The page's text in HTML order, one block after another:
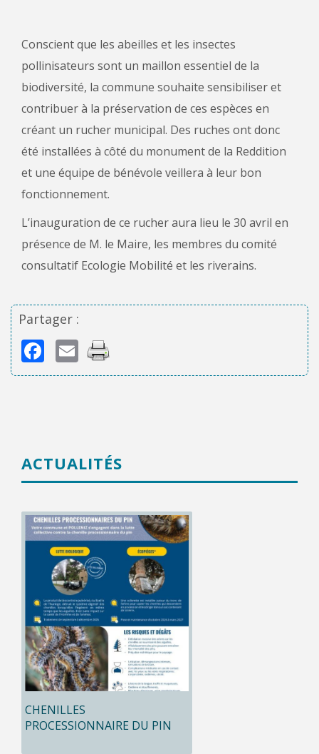
Conscient que les abeilles et les insectes
pollinisateurs sont un maillon essentiel de la
biodiversité, la commune souhaite sensibiliser et
contribuer à la préservation de ces espèces en
créant un rucher municipal. Des ruches ont donc
été installées à côté du monument de la Reddition
et une équipe de bénévole veillera à leur bon
fonctionnement.
L’inauguration de ce rucher aura lieu le 30 avril en
présence de M. le Maire, les membres du comité
consultatif Ecologie Mobilité et les riverains.
Partager :
Facebook
Email
ACTUALITÉS
CHENILLES
PROCESSIONNAIRE DU PIN